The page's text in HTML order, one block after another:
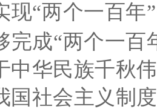
现“两个一百年
完成“两个一
中华民族千秋
国社会主义制